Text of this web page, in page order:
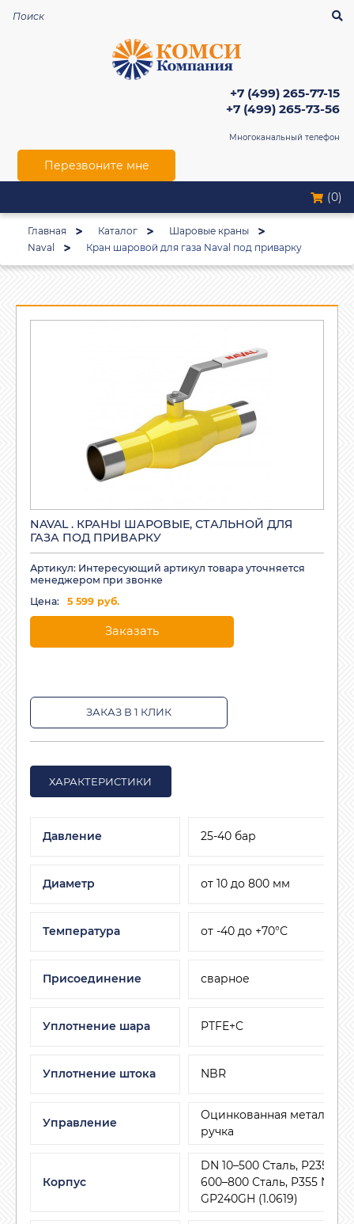
+7 (499) 265-77-15
+7 (499) 265-73-56
Многоканальный телефон
Перезвоните мне
(0)
Главная Каталог
Шаровые краны
Naval
Кран шаровой для газа Naval под приварку
NAVAL . КРАНЫ ШАРОВЫЕ, СТАЛЬНОЙ ДЛЯ
ГАЗА ПОД ПРИВАРКУ
Артикул: Интересующий артикул товара уточняется
менеджером при звонке
Цена:
5 599 руб.
Заказать
ЗАКАЗ В 1 КЛИК
ХАРАКТЕРИСТИКИ
Давление 25-40 бар
Диаметр от 10 до 800 мм
Температура от -40 до +70°С
Присоединение сварное
Уплотнение шара PTFE+C
Уплотнение штока NBR
Управление
Оцинкованная
ручка
Корпус
DN 10–500 Сталь, P235GH
600–800 Сталь, P355 NL1
GP240GH (1.0619)